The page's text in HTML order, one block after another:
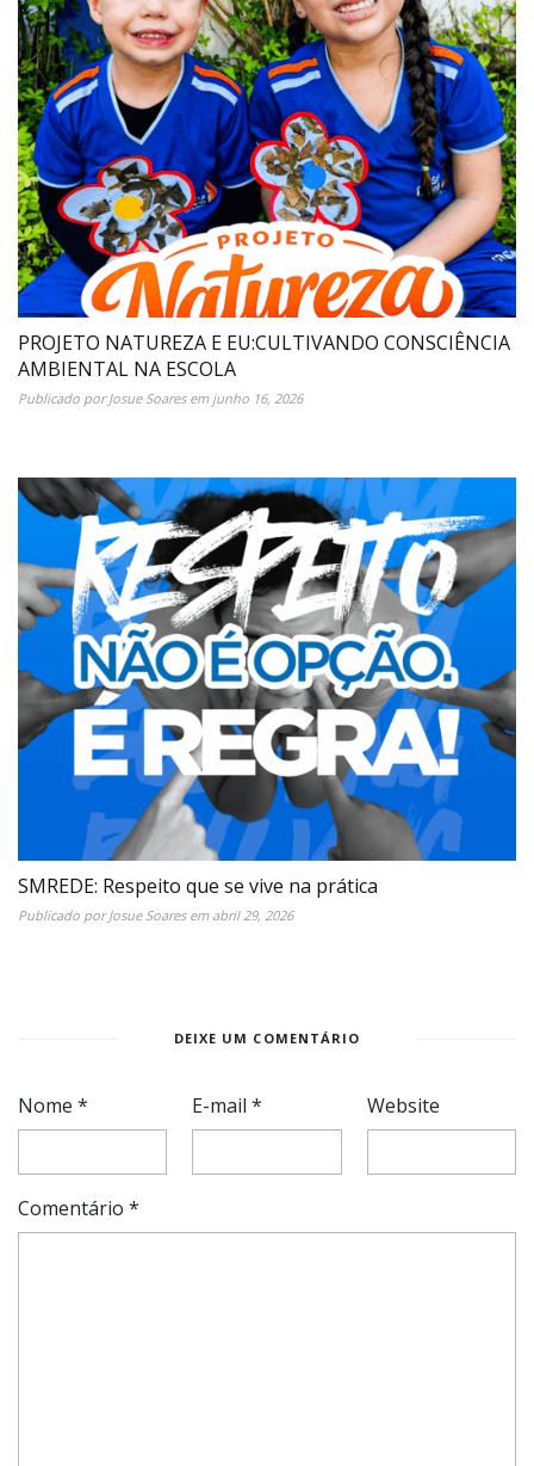
PROJETO NATUREZA E EU:CULTIVANDO CONSCIÊNCIA
AMBIENTAL NA ESCOLA
Publicado porJosue Soaresem junho 16, 2026
SMREDE: Respeito que se vive na prática
Publicado porJosue Soaresem abril 29, 2026
DEIXE UM COMENTÁRIO
Nome * E-mail* Website
Comentário *